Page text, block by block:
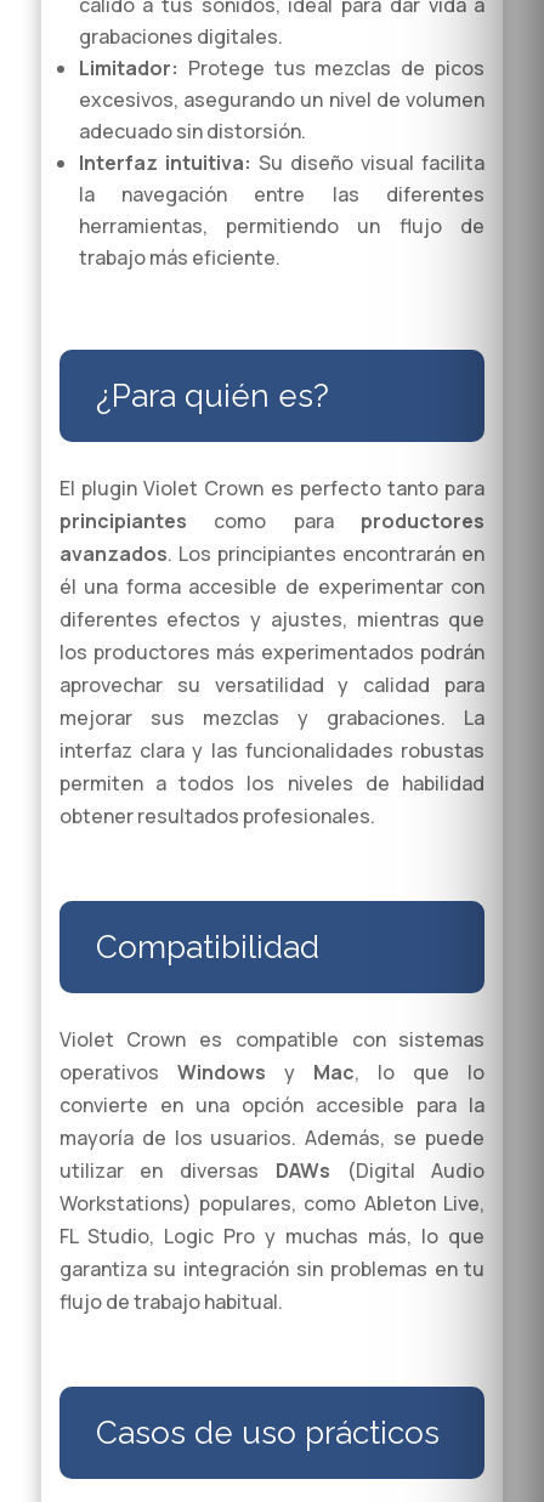
grabaciones digitales.
Limitador: Protege tus mezclas de picos
excesivos, asegurando un nivel de volumen
adecuado sin distorsión.
Interfaz intuitiva: Su diseño visual facilita
la navegación entre las diferentes
herramientas, permitiendo un flujo de
trabajo más eficiente.
¿Para quién es?
El plugin Violet Crown es perfecto tanto para
principiantes como para productores
avanzados. Los principiantes encontrarán en
él una forma accesible de experimentar con
diferentes efectos y ajustes, mientras que
los productores más experimentados podrán
aprovechar su versatilidad y calidad para
mejorar sus mezclas y grabaciones. La
interfaz clara y las funcionalidades robustas
permiten a todos los niveles de habilidad
obtener resultados profesionales.
Compatibilidad
Violet Crown es compatible con sistemas
operativos Windows y Mac, lo que lo
convierte en una opción accesible para la
mayoría de los usuarios. Además, se puede
utilizar en diversas DAWs (Digital Audio
Workstations) populares, como Ableton Live,
FL Studio, Logic Pro y muchas más, lo que
garantiza su integración sin problemas en tu
flujo de trabajo habitual.
Casos de uso prácticos